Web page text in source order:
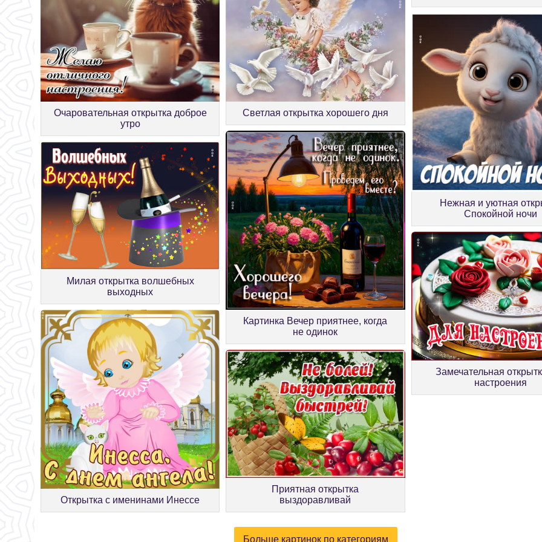
Очаровательная открытка доброе
утро
Светлая открытка хорошего дня
Нежная и уютная
Спокойной ночи
Милая открытка волшебных
выходных
Картинка Вечер приятнее, когда
не одинок
Замечательная
настроения
Открытка с именинами Инессе
Приятная открытка
выздоравливай
Больше картинок по категориям